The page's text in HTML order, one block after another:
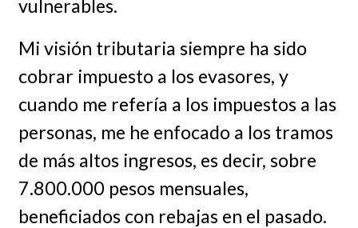
vulnerables.
Mi visión tributaria siempre ha sido
cobrar impuesto a los evasores, y
cuando me refería a los impuestos a las
personas, me he enfocado a los tramos
de más altos ingresos, es decir, sobre
7.800.000 pesos mensuales,
beneficiados con rebajas en el pasado.